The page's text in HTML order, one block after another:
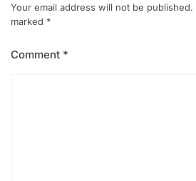
Your email address will not be published.
marked *
Comment *